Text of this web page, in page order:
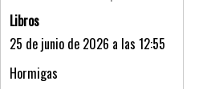
Libros
25 de junio de 2026 a las 12:55
Hormigas